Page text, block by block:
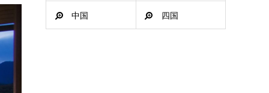
中国 四国